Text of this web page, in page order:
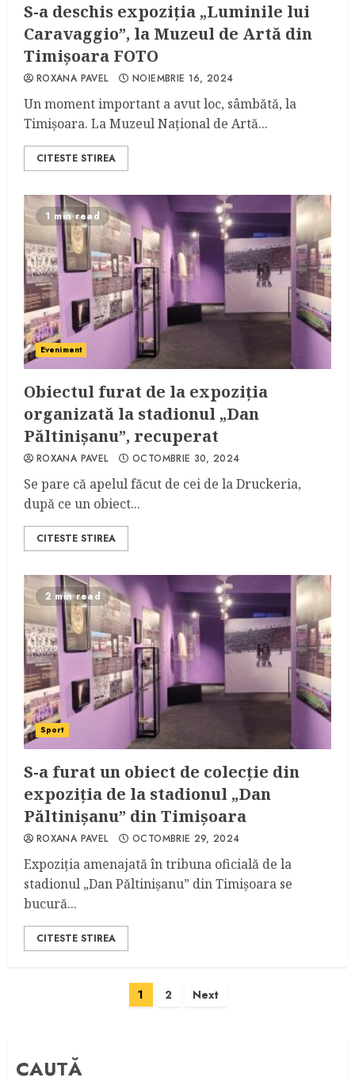
S-a deschis expoziția „Luminile lui
Caravaggio”, la Muzeul de Artă din
Timișoara FOTO
ROXANA PAVEL NOIEMBRIE 16, 2024
Un moment important a avut loc, sâmbătă, la
Timișoara. La Muzeul Național de Artă...
CITESTE STIREA
1 min read
Eveniment
Obiectul furat de la expoziția
organizată la stadionul „Dan
Păltinișanu”, recuperat
ROXANA PAVEL OCTOMBRIE 30, 2024
Se pare că apelul făcut de cei de la Druckeria,
după ce un obiect...
CITESTE STIREA
2 min read
Sport
S-a furat un obiect de colecție din
expoziția de la stadionul „Dan
Păltinișanu” din Timișoara
ROXANA PAVEL OCTOMBRIE 29, 2024
Expoziția amenajată în tribuna oficială de la
stadionul „Dan Păltinișanu” din Timișoara se
bucură...
CITESTE STIREA
Paginație
1 2 Next
CAUTĂ